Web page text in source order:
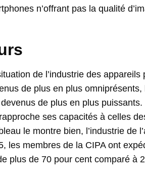
n’offrant pas la qualité
de l’industrie des
de plus en plus
de plus en plus
ses capacités à celles
le montre bien, l’industrie de
les membres de la CIPA ont
plus de 70 pour cent comparé à